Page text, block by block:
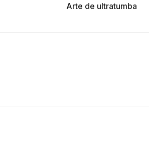
Arte de ultratumba